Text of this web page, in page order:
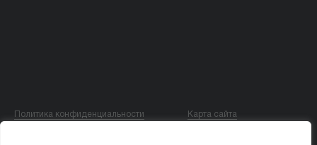
Политика конфиденциальности Карта сайта